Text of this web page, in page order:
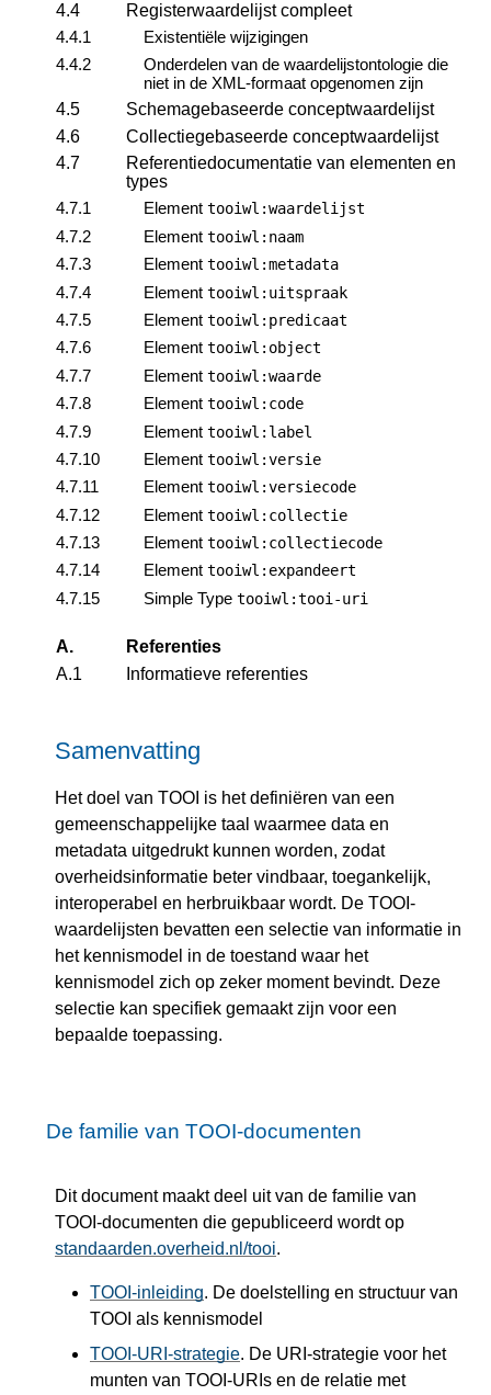
4.4
Registerwaardelijst compleet
4.4.1
Existentiële wijzigingen
4.4.2
Onderdelen van de waardelijstontologie die
niet in de XML-formaat opgenomen zijn
4.5
Schemagebaseerde conceptwaardelijst
4.6
Collectiegebaseerde conceptwaardelijst
4.7
Referentiedocumentatie van elementen en
types
4.7.1
Element tooiwl:waardelijst
4.7.2 Element tooiwl:naam
4.7.3 Element tooiwl:metadata
4.7.4 Element tooiwl:uitspraak
4.7.5 Element tooiwl:predicaat
4.7.6 Element tooiwl:object
4.7.7 Element tooiwl:waarde
4.7.8 Element tooiwl:code
4.7.9 Element tooiwl:label
4.7.10 Element tooiwl:versie
4.7.11 Element tooiwl:versiecode
4.7.12 Element tooiwl:collectie
4.7.13 Element tooiwl:collectiecode
4.7.14 Element tooiwl:expandeert
4.7.15 Simple Type tooiwl:tooi-uri
A.
Referenties
A.1
Informatieve referenties
Samenvatting
Het doel van TOOI is het definiëren van een
gemeenschappelijke taal waarmee data en
metadata uitgedrukt kunnen worden, zodat
overheidsinformatie beter vindbaar, toegankelijk,
interoperabel en herbruikbaar wordt. De TOOI-
waardelijsten bevatten een selectie van informatie in
het kennismodel in de toestand waar het
kennismodel zich op zeker moment bevindt. Deze
selectie kan specifiek gemaakt zijn voor een
bepaalde toepassing.
De familie van TOOI-documenten
Dit document maakt deel uit van de familie van
TOOI-documenten die gepubliceerd wordt op
standaarden.overheid.nl/tooi.
TOOI-inleiding. De doelstelling en structuur van
TOOI als kennismodel
TOOI-URI-strategie. De URI-strategie voor het
munten van TOOI-URIs en de relatie met